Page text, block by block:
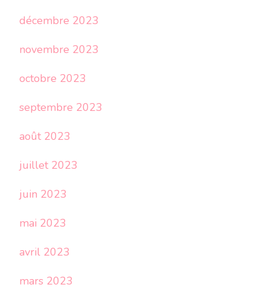
décembre 2023
novembre 2023
octobre 2023
septembre 2023
août 2023
juillet 2023
juin 2023
mai 2023
avril 2023
mars 2023